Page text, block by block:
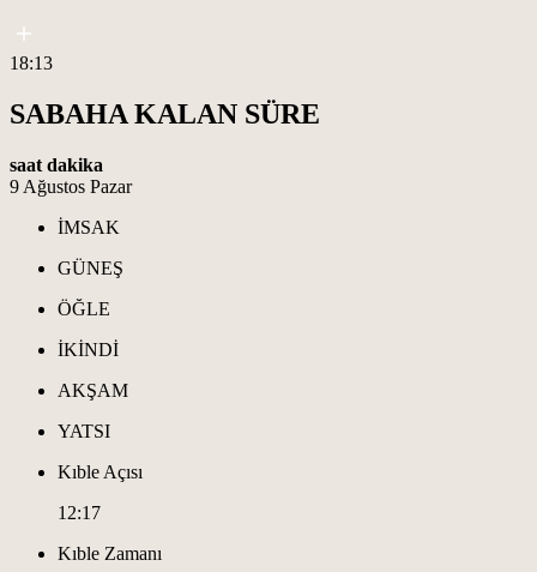
18:13
SABAHA KALAN SÜRE
saat dakika
9 Ağustos Pazar
İMSAK
GÜNEŞ
ÖĞLE
İKİNDİ
AKŞAM
YATSI
Kıble Açısı
12:17
Kıble Zamanı